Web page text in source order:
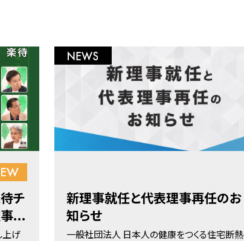
チ
...
上げ
新理事就任と代表理事再任のお
知らせ
一般社団法人 日本人の健康をつくる住宅断熱